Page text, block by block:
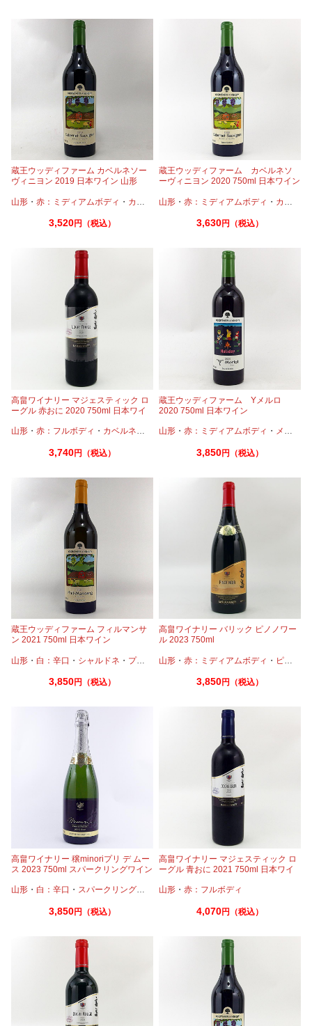
蔵王ウッディファーム カベルネソー
ヴィニヨン 2019 日本ワイン 山形
山形 ・ 赤：ミディアムボディ ・ カベルネ
3,520円（税込）
蔵王ウッディファーム カベルネソ
ーヴィニヨン 2020 750ml 日本ワイン
山形 ・赤：ミディアムボディ ・ カベルネ
3,630円（税込）
高畠ワイナリー マジェスティック ロ
ーグル 赤おに 2020 750ml 日本ワイ
山形 ・ 赤：フルボディ ・ カベルネ・ プティヴェルド・メルロー
3,740円（税込）
蔵王ウッディファーム Yメルロ
2020 750ml 日本ワイン
山形 ・赤：ミディアムボディ ・ メルロー
3,850円（税込）
蔵王ウッディファーム フィルマンサ
ン 2021 750ml 日本ワイン
山形 ・ 白：辛口 ・ シャルドネ ・ プティマンサン
3,850円（税込）
高畠ワイナリー バリック ピノノワー
ル 2023 750ml
山形 ・赤：ミディアムボディ ・ ピノノワール
3,850円（税込）
高畠ワイナリー 穣minoriプリ デ ムー
ス 2023 750ml スパークリングワイン
山形 ・ 白：辛口 ・ スパークリングワイン ・シャルドネ
3,850円（税込）
高畠ワイナリー マジェスティック ロ
ーグル 青おに 2021 750ml 日本ワイ
山形 ・赤：フルボディ
4,070円（税込）